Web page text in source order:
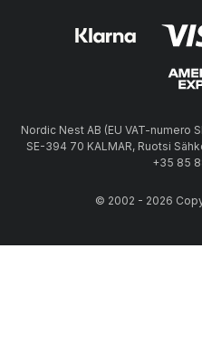
Nordic Nest AB (EU VAT-numero
SE-394 70 KALMAR, Ruotsi
+35 85
© 2002 - 2026